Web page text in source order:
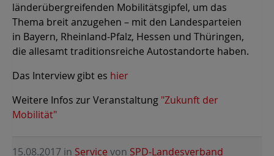
länderübergreifenden Mobilitätsgipfel, um das
Thema breit anzugehen – mit den Landesparteien
in Bayern, Rheinland-Pfalz, Hessen und Thüringen,
die allesamt traditionsreiche Autostandorte haben.
Das Interview gibt es hier
Weitere Infos zur Veranstaltung "Zukunft der
Mobilität"
15.08.2017 in Service von SPD-Landesverband